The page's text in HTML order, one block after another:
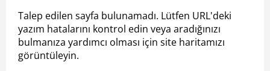
Talep edilen sayfa bulunamadı. Lütfen URL'deki
yazım hatalarını kontrol edin veya aradığınızı
bulmanıza yardımcı olması için site haritamızı
görüntüleyin.